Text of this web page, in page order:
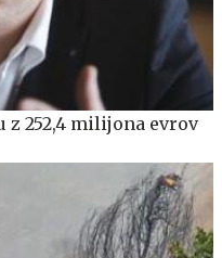
z 252,4 milijona evrov